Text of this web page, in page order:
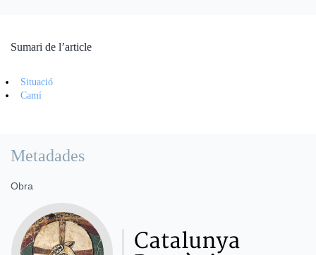
Sumari de l’article
Situació
Camí
Metadades
Obra